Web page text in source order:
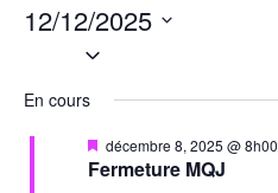
12/12/2025
Sélectionnez
En cours
Fermeture MQJ
Mis
en
avant
décembre 8, 2025 @ 8h00